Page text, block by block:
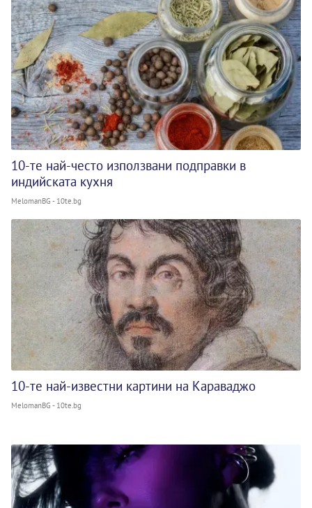
10-те най-често използвани подправки в
индийската кухня
MelomanBG - 10te.bg
10-те най-известни картини на Караваджо
MelomanBG - 10te.bg